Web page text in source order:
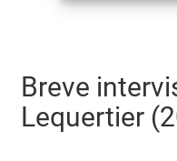
Breve
Lequertier